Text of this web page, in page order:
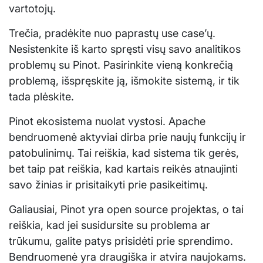
vartotojų.
Trečia, pradėkite nuo paprastų use case’ų.
Nesistenkite iš karto spręsti visų savo analitikos
problemų su Pinot. Pasirinkite vieną konkrečią
problemą, išspręskite ją, išmokite sistemą, ir tik
tada plėskite.
Pinot ekosistema nuolat vystosi. Apache
bendruomenė aktyviai dirba prie naujų funkcijų ir
patobulinimų. Tai reiškia, kad sistema tik gerės,
bet taip pat reiškia, kad kartais reikės atnaujinti
savo žinias ir prisitaikyti prie pasikeitimų.
Galiausiai, Pinot yra open source projektas, o tai
reiškia, kad jei susidursite su problema ar
trūkumu, galite patys prisidėti prie sprendimo.
Bendruomenė yra draugiška ir atvira naujokams.